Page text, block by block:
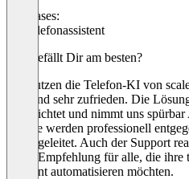
Use cases:
KI-Telefonassistent
Was gefällt Dir am besten?
Wir nutzen die Telefon-KI von
und sind sehr zufrieden. Die
eingerichtet und nimmt uns
Anrufe werden professionell
weitergeleitet. Auch der Support
Klare Empfehlung für alle, die
effizient automatisieren möchten.